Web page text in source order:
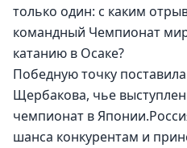
только один: с каким
командный Чемпионат
катанию в Осаке?
Победную точку
Щербакова, чье
чемпионат в
шанса конкурентам и